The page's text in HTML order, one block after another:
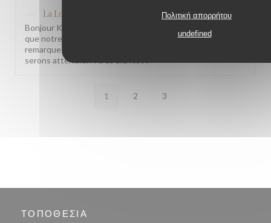
Πολιτική απορρήτου
undefined
La Lorraine
απάντησε σε αυτή την αξιολόγηση
Bonjour Karim, Merci pour ce retour ! Nous sommes ravis
que notre équipe et l'ambiance vous aient plu. Votre
remarque sur le rapport qualité-prix est notée, nous y
serons attentifs. À très bientôt !
1 2 3
ΤΟΠΟΘΕΣΊΑ